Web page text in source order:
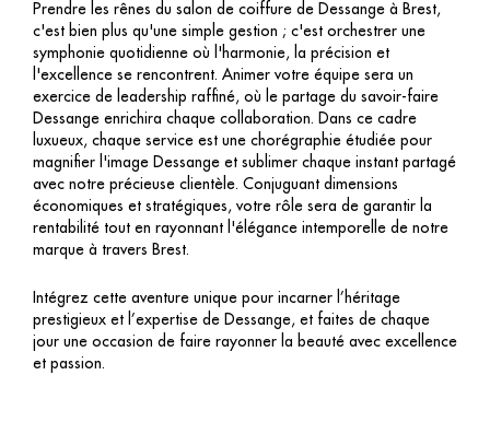
Prendre les rênes du salon de coiffure de Dessange à Brest,
c'est bien plus qu'une simple gestion ; c'est orchestrer une
symphonie quotidienne où l'harmonie, la précision et
l'excellence se rencontrent. Animer votre équipe sera un
exercice de leadership raffiné, où le partage du savoir-faire
Dessange enrichira chaque collaboration. Dans ce cadre
luxueux, chaque service est une chorégraphie étudiée pour
magnifier l'image Dessange et sublimer chaque instant partagé
avec notre précieuse clientèle. Conjuguant dimensions
économiques et stratégiques, votre rôle sera de garantir la
rentabilité tout en rayonnant l'élégance intemporelle de notre
marque à travers Brest.
Intégrez cette aventure unique pour incarner l’héritage
prestigieux et l’expertise de Dessange, et faites de chaque
jour une occasion de faire rayonner la beauté avec excellence
et passion.